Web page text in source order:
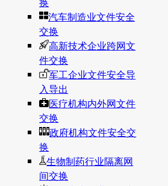
汽车制造业文件安全
交换
高新技术企业跨网文
件交换
军工企业文件安全导
入导出
医疗机构内外网文件
交换
政府机构文件安全交
换
生物制药行业隔离网
间交换